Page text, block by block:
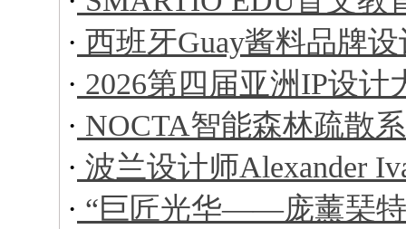
· 西班牙Guay酱料品牌设
· 2026第四届亚洲IP设计
· NOCTA智能森林疏散
· 波兰设计师Alexander
· “巨匠光华——庞薰琹特